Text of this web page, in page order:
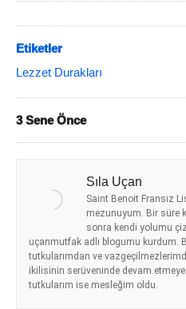
Etiketler
Lezzet Durakları
3 Sene Önce
Sıla Uçan
Saint Benoit Fransız
mezunuyum. Bir süre
sonra kendi yolumu
uçanmutfak adlı blogumu kurdum.
tutkularımdan ve
ikilisinin serüveninde devam etmeye
tutkularım ise mesleğim oldu.